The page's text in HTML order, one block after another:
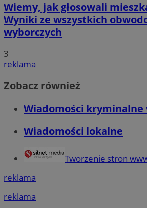
Wiemy, jak głosowali
Wyniki ze wszystkich
wyborczych
3
reklama
Zobacz również
Wiadomości kryminalne
Wiadomości lokalne
Tworzenie stron
reklama
reklama